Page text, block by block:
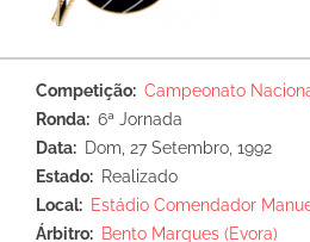
Competição
Campeonato
Ronda
6ª Jornada
Data
Dom, 27 Setembro, 1992
Estado
Realizado
Local
Estádio Comendador
Árbitro
Bento Marques (Evora)